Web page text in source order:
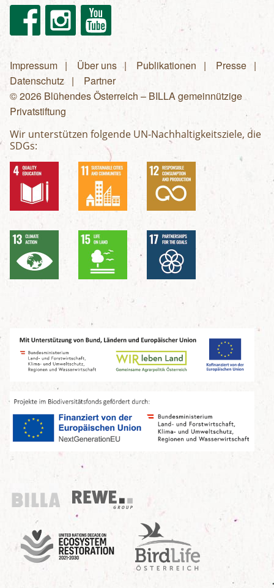
FacebookInstagram Youtube
Fußzeilenmenü
Impressum Über uns Publikationen
Presse
Datenschutz
Partner
© 2026 Blühendes Österreich – BILLA gemeinnützige
Privatstiftung
Wir unterstützen folgende UN-Nachhaltigkeitsziele, die
SDGs:
Billa
REWE Group
UN Decade
Birdlife